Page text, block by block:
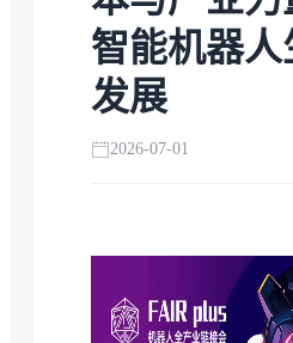
智能机器人
发展
2026-07-01